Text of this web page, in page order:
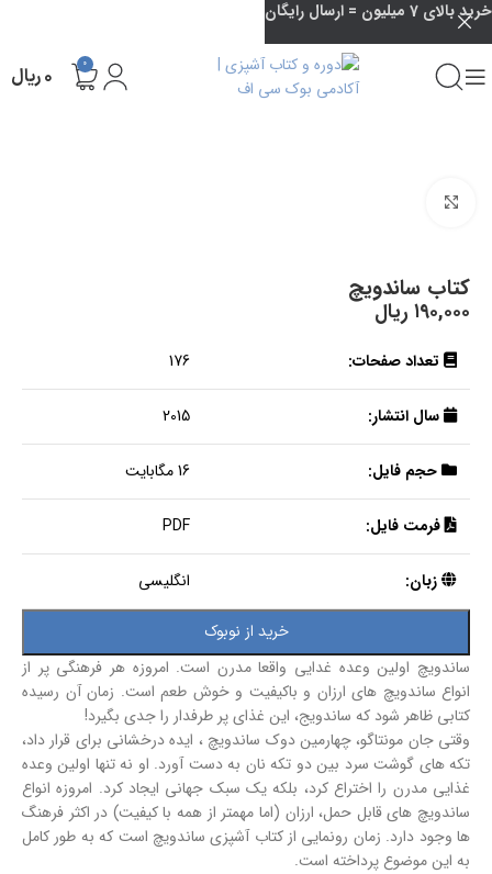
0 ۰ریال
کتاب ساندویچ
۱۹۰,۰۰۰ ریال
تعداد صفحات: 176
سال انتشار: 2015
حجم فایل: 16 مگابایت
فرمت فایل: PDF
زبان: انگلیسی
خرید از نوبوک
ساندویچ اولین وعده غدایی واقعا مدرن است. امروزه هر فرهنگی پر از
انواع ساندویچ های ارزان و باکیفیت و خوش طعم است. زمان آن رسیده
کتابی ظاهر شود که ساندویج، این غذای پر طرفدار را جدی بگیرد!
وقتی جان مونتاگو، چهارمین دوک ساندویچ ، ایده درخشانی برای قرار داد،
تکه های گوشت سرد بین دو تکه نان به دست آورد. او نه تنها اولین وعده
غذایی مدرن را اختراع کرد، بلکه یک سبک جهانی ایجاد کرد. امروزه انواع
ساندویچ های قابل حمل، ارزان (اما مهمتر از همه با کیفیت) در اکثر فرهنگ
ها وجود دارد. زمان رونمایی از کتاب آشپزی ساندویچ است که به طور کامل
به این موضوع پرداخته است.
خرید بالای 7 میلیون = ارسال رایگان